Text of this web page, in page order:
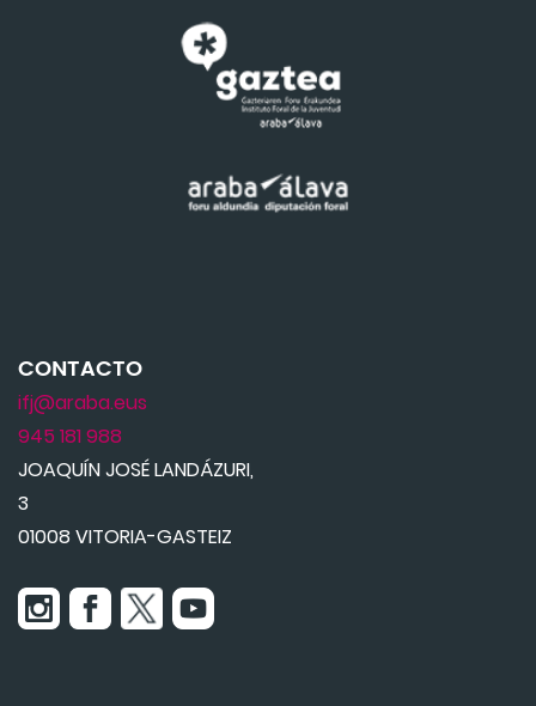
CONTACTO
ifj@araba.eus
945 181 988
JOAQUÍN JOSÉ LANDÁZURI,
3
01008 VITORIA-GASTEIZ